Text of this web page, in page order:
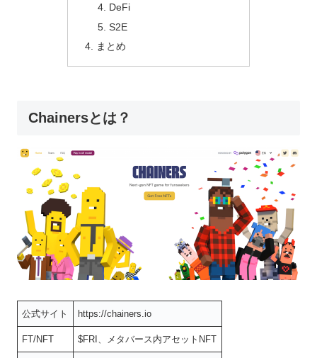
DeFi
S2E
まとめ
Chainersとは？
公式サイト https://chainers.io
FT/NFT $FRI、メタバース内アセットNFT